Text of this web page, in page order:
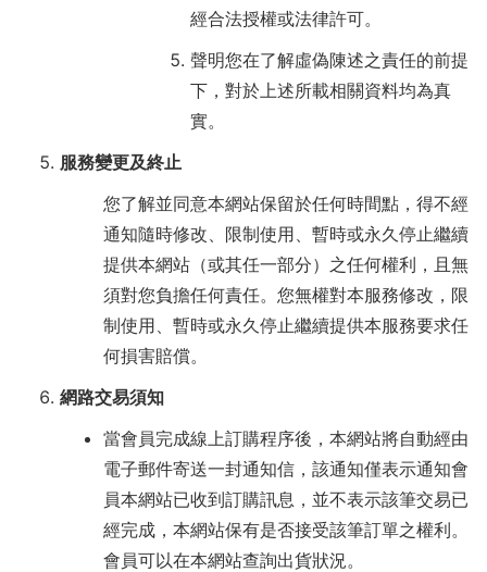
經合法授權或法律許可。
聲明您在了解虛偽陳述之責任的前提
下，對於上述所載相關資料均為真
實。
服務變更及終止
您了解並同意本網站保留於任何時間點，得不經
通知隨時修改、限制使用、暫時或永久停止繼續
提供本網站（或其任一部分）之任何權利，且無
須對您負擔任何責任。您無權對本服務修改，限
制使用、暫時或永久停止繼續提供本服務要求任
何損害賠償。
網路交易須知
當會員完成線上訂購程序後，本網站將自動經由
電子郵件寄送一封通知信，該通知僅表示通知會
員本網站已收到訂購訊息，並不表示該筆交易已
經完成，本網站保有是否接受該筆訂單之權利。
會員可以在本網站查詢出貨狀況。